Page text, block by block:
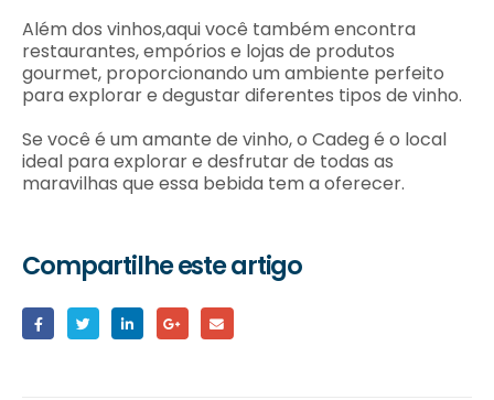
Além dos vinhos,aqui você também encontra
restaurantes, empórios e lojas de produtos
gourmet, proporcionando um ambiente perfeito
para explorar e degustar diferentes tipos de vinho.
Se você é um amante de vinho, o Cadeg é o local
ideal para explorar e desfrutar de todas as
maravilhas que essa bebida tem a oferecer.
Compartilhe este artigo